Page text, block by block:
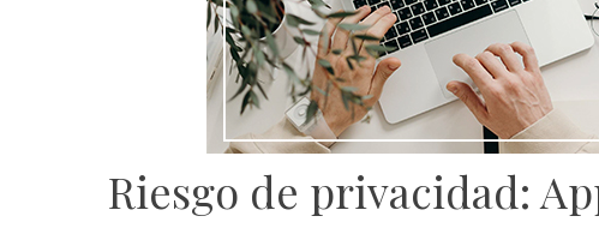
Riesgo de privacidad: